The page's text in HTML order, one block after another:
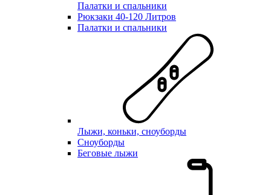
Палатки и спальники
Рюкзаки 40-120 Литров
Палатки и спальники
Лыжи, коньки, сноуборды
Сноуборды
Беговые лыжи